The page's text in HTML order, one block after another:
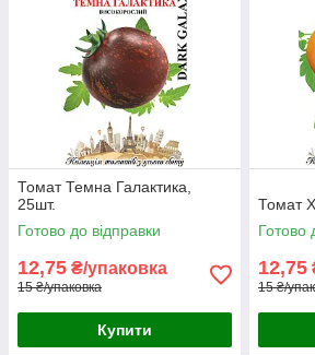
Томат Темна Галактика,
25шт.
Готово до відправки
12,75 ₴/упаковка
15 ₴/упаковка
Купити
Томат
Готово
12,75
15 ₴/